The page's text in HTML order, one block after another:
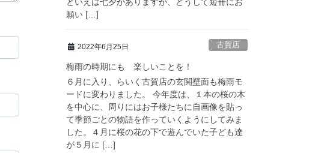
願い […]
2022年6月25日 古賀店
梅雨の時期にも 楽しいことを！
６月に入り、らいく古賀店の玄関壁面も梅雨モ
ードに変わりました。 今年度は、１本の桜の木
を中心に、周りにはお子様たちに自画像を貼っ
て季節ごとの物語を作っていくようにしてみま
した。４月に桜の花の下で遊んでいた子ども達
が５月に […]